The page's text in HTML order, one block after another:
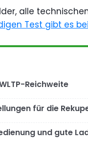
alle
Test gibt es bei
Reichweite
für die
und gute